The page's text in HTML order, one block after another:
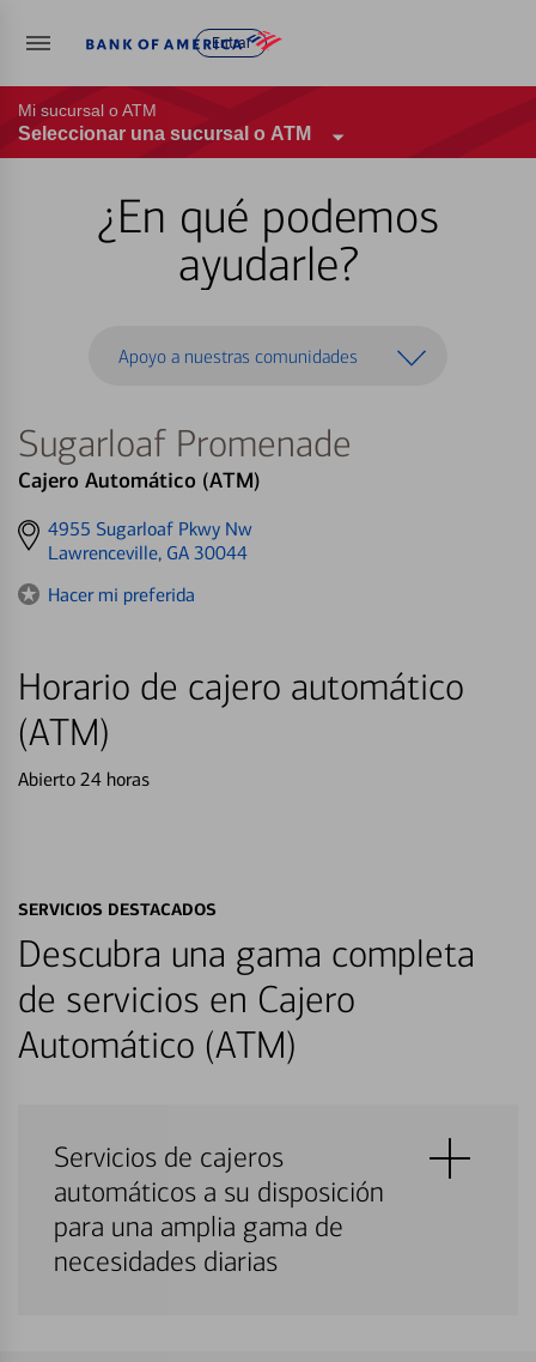
Entrar
Mi sucursal o ATM
Seleccionar una sucursal o ATM
¿En qué podemos
ayudarle?
Apoyo a nuestras comunidades
Sugarloaf Promenade
Cajero Automático (ATM)
Get
directions
4955 Sugarloaf Pkwy Nw
Lawrenceville, GA 30044
Hacer mi preferida
Horario de cajero automático
(ATM)
Abierto 24 horas
SERVICIOS DESTACADOS
Descubra una gama completa
de servicios en Cajero
Automático (ATM)
Servicios de cajeros
automáticos a su disposición
para una amplia gama de
necesidades diarias